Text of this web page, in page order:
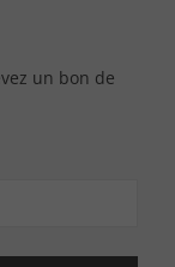
un bon de